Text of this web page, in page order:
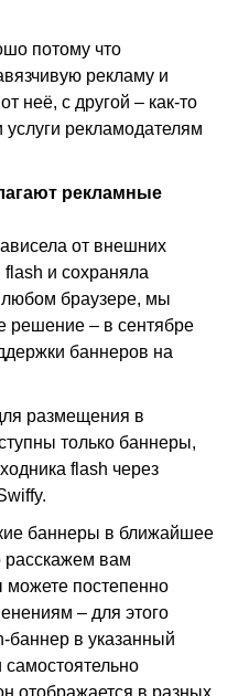
потому что
рекламу и
неё, с другой – как-то
рекламодателям
рекламные
от внешних
и сохраняла
браузере, мы
решение – в сентябре
баннеров на
размещения в
только баннеры,
flash через
баннеры в ближайшее
расскажем вам
можете постепенно
– для этого
баннер в указанный
самостоятельно
отображается в разных